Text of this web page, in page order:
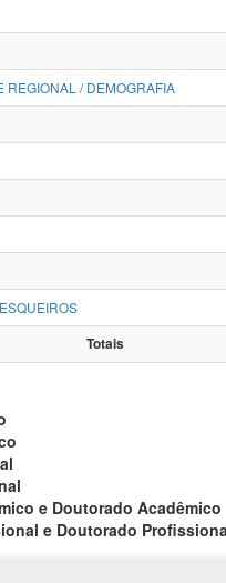
REGIONAL / DEMOGRAFIA
Totais
e Doutorado Acadêmico
e Doutorado